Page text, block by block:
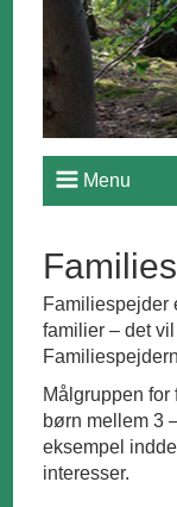
Menu
Familiespejder
familier – det
Målgruppen
børn mellem 3
eksempel
interesser.